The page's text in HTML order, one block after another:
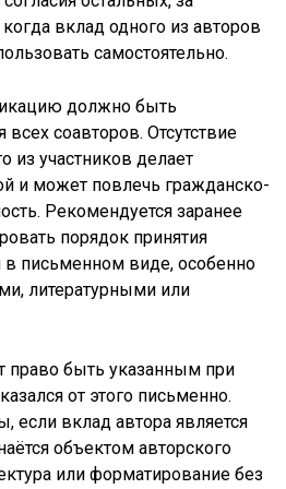
вклад одного из авторов
самостоятельно.
должно быть
всех соавторов. Отсутствие
из участников делает
и может повлечь гражданско-
Рекомендуется заранее
порядок принятия
письменном виде, особенно
литературными или
право быть указанным при
от этого письменно.
вклад автора является
объектом авторского
или форматирование без